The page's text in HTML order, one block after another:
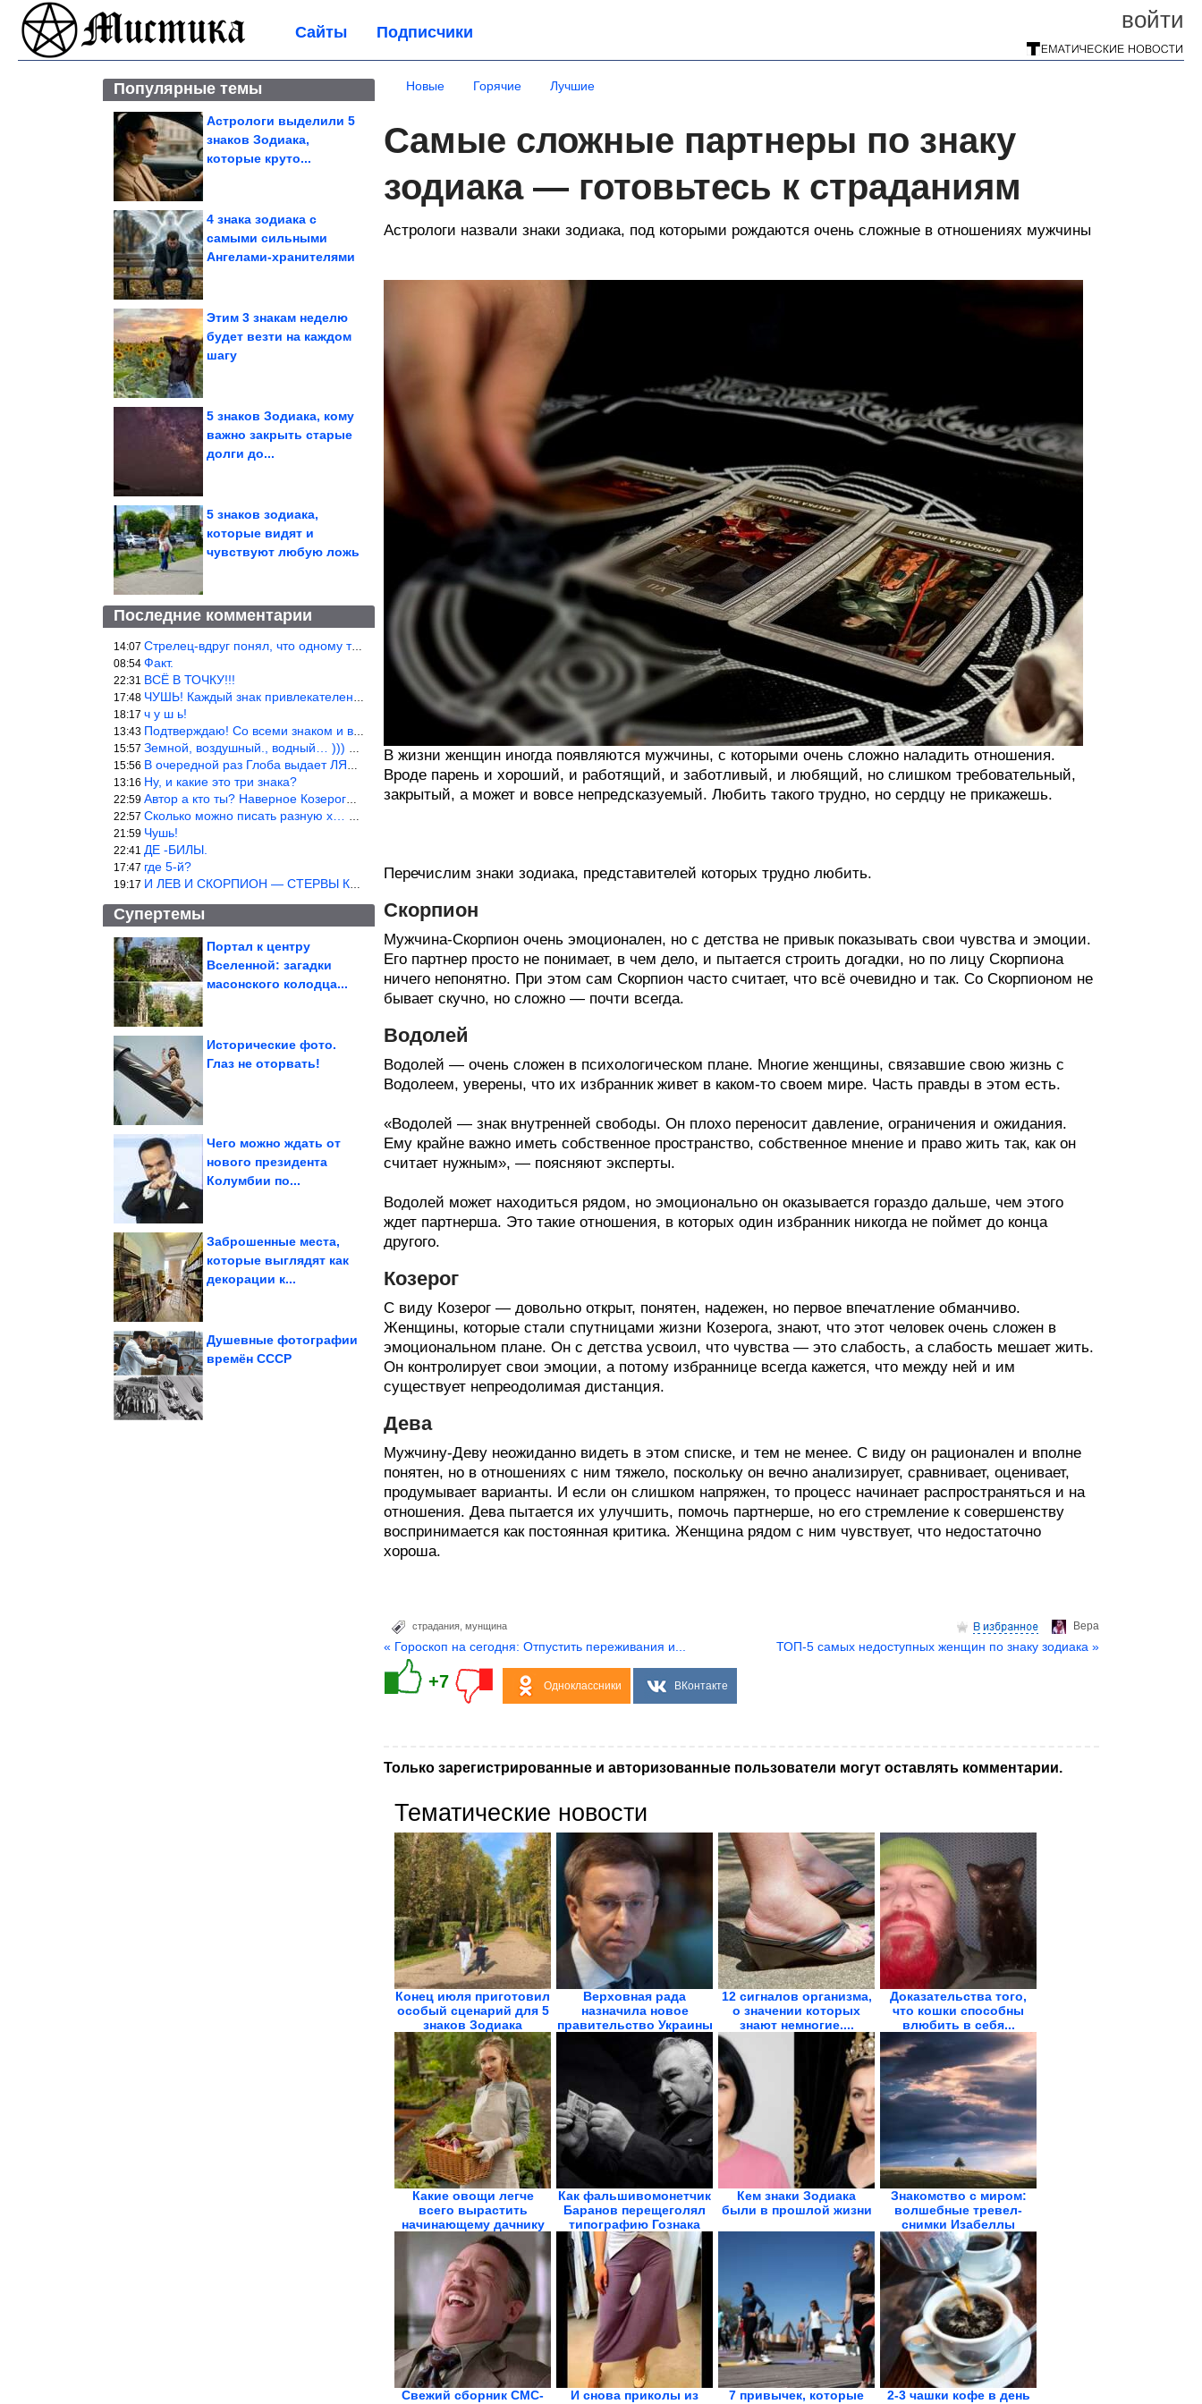
войти
Сайты Подписчики
Популярные темы
Астрологи выделили 5
знаков Зодиака,
которые круто...
4 знака зодиака с
самыми сильными
Ангелами-хранителями
Этим 3 знакам неделю
будет везти на каждом
шагу
5 знаков Зодиака, кому
важно закрыть старые
долги до...
5 знаков зодиака,
которые видят и
чувствуют любую ложь
Последние комментарии
14:07 Стрелец-вдруг понял, что одному то и жить легче.
08:54 Факт.
22:31 ВСЁ В ТОЧКУ!!!
17:48 ЧУШЬ! Каждый знак привлекателен! И среди Весов, Близнецов встреч
18:17 ч у ш ь!
13:43 Подтверждаю! Со всеми знаком и все одиноки и Я )))
15:57 Земной, воздушный., водный… ))) выбери сам трех из 9 )))
15:56 В очередной раз Глоба выдает ЛЯП! А корректоры, редакторы пропус
13:16 Ну, и какие это три знака?
22:59 Автор а кто ты? Наверное Козерог… Рога жена Рыба наставила ))
22:57 Сколько можно писать разную х… йню? Автор что то обкурился?
21:59 Чушь!
22:41 ДЕ -БИЛЫ.
17:47 где 5-й?
19:17 И ЛЕВ И СКОРПИОН — СТЕРВЫ КАКИХ ЕЩЕ ПОИСКАТЬ НАДО
Супертемы
Делаем будку для
Портал к центру
Вселенной: загадки
масонского колодца...
Исторические фото.
Глаз не оторвать!
Чего можно ждать от
нового президента
Колумбии по...
«Кто я? Где я? И зачем
Заброшенные места,
которые выглядят как
декорации к...
ФСБ предотвратила
Душевные фотографии
времён СССР
Новые Горячие Лучшие
Самые сложные партнеры по знаку
зодиака — готовьтесь к страданиям
Астрологи назвали знаки зодиака, под которыми рождаются очень сложные в отношениях мужчины
В жизни женщин иногда появляются мужчины, с которыми очень сложно наладить отношения.
Вроде парень и хороший, и работящий, и заботливый, и любящий, но слишком требовательный,
закрытый, а может и вовсе непредсказуемый. Любить такого трудно, но сердцу не прикажешь.
Перечислим знаки зодиака, представителей которых трудно любить.
Скорпион
Мужчина-Скорпион очень эмоционален, но с детства не привык показывать свои чувства и эмоции.
Его партнер просто не понимает, в чем дело, и пытается строить догадки, но по лицу Скорпиона
ничего непонятно. При этом сам Скорпион часто считает, что всё очевидно и так. Со Скорпионом не
бывает скучно, но сложно — почти всегда.
Водолей
Водолей — очень сложен в психологическом плане. Многие женщины, связавшие свою жизнь с
Водолеем, уверены, что их избранник живет в каком-то своем мире. Часть правды в этом есть.
«Водолей — знак внутренней свободы. Он плохо переносит давление, ограничения и ожидания.
Ему крайне важно иметь собственное пространство, собственное мнение и право жить так, как он
считает нужным», — поясняют эксперты.
Водолей может находиться рядом, но эмоционально он оказывается гораздо дальше, чем этого
ждет партнерша. Это такие отношения, в которых один избранник никогда не поймет до конца
другого.
Козерог
С виду Козерог — довольно открыт, понятен, надежен, но первое впечатление обманчиво.
Женщины, которые стали спутницами жизни Козерога, знают, что этот человек очень сложен в
эмоциональном плане. Он с детства усвоил, что чувства — это слабость, а слабость мешает жить.
Он контролирует свои эмоции, а потому избраннице всегда кажется, что между ней и им
существует непреодолимая дистанция.
Дева
Мужчину-Деву неожиданно видеть в этом списке, и тем не менее. С виду он рационален и вполне
понятен, но в отношениях с ним тяжело, поскольку он вечно анализирует, сравнивает, оценивает,
продумывает варианты. И если он слишком напряжен, то процесс начинает распространяться и на
отношения. Дева пытается их улучшить, помочь партнерше, но его стремление к совершенству
воспринимается как постоянная критика. Женщина рядом с ним чувствует, что недостаточно
хороша.
Верa
страдания мунщина
« Гороскоп на сегодня: Отпустить переживания и... ТОП-5 самых недоступных женщин по знаку зодиака »
+7 Одноклассники ВКонтакте
Только зарегистрированные и авторизованные пользователи могут оставлять комментарии.
Тематические новости
Конец июля приготовил
особый сценарий для 5
знаков Зодиака
Верховная рада
назначила новое
правительство Украины
12 сигналов организма,
о значении которых
знают немногие....
Доказательства того,
что кошки способны
влюбить в себя...
Какие овощи легче
всего вырастить
начинающему дачнику
Как фальшивомонетчик
Баранов перещеголял
типографию Гознака
Кем знаки Зодиака
были в прошлой жизни
Знакомство с миром:
волшебные тревел-
снимки Изабеллы
Табаччи
Свежий сборник СМС-
И снова приколы из
7 привычек, которые
2-3 чашки кофе в день